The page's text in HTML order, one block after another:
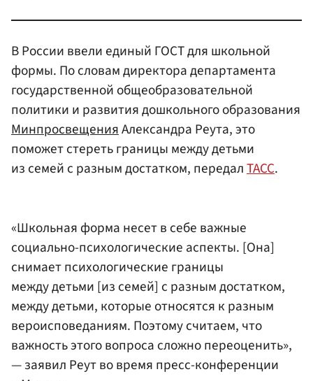
В России ввели единый ГОСТ для школьной
формы. По словам директора департамента
государственной общеобразовательной
политики и развития дошкольного образования
МинпросвещенияАлександра Реута, это
поможет стереть границы между детьми
из семей с разным достатком, передалТАСС.
«Школьная форма несет в себе важные
социально-психологические аспекты. [Она]
снимает психологические границы
между детьми [из семей] с разным достатком,
между детьми, которые относятся к разным
вероисповеданиям. Поэтому считаем, что
важность этого вопроса сложно переоценить»,
— заявил Реут во время пресс-конференции